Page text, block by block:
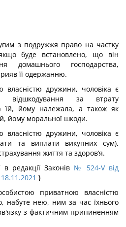
з подружжя право на частку
буде встановлено, що він
домашнього господарства,
її одержанню.
дружини, чоловіка є
за втрату
їй, йому належала, а також як
йому моральної шкоди.
дружини, чоловіка є
та виплати викупних сум),
життя та здоров’я.
редакції Законів № 524-V від
}
приватною власністю
набуте нею, ним за час їхнього
з фактичним припиненням